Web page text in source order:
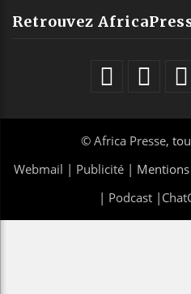
Retrouvez
© Africa Presse,
Webmail | Publicité | Mentions
| Podcast|